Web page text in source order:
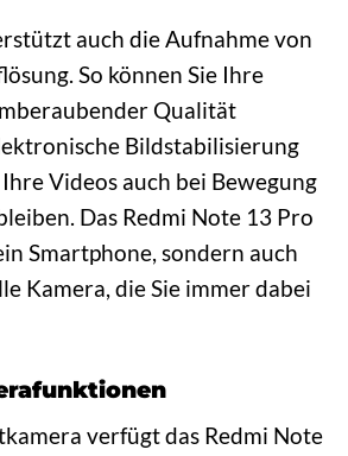
auch die Aufnahme von
So können Sie Ihre
Qualität
Bildstabilisierung
Videos auch bei Bewegung
Das Redmi Note 13 Pro
Smartphone, sondern auch
Kamera, die Sie immer dabei
verfügt das Redmi Note